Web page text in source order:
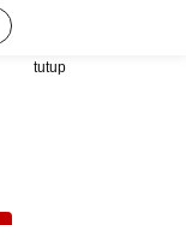
tutup